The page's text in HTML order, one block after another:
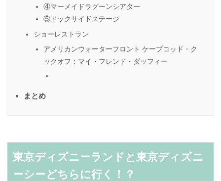
④マーメイドラグーンシアター
⑤ドックサイドステージ
ショーレストラン
アメリカンウォーターフロント ケープコッド・ク
ックオフ：マイ・フレンド・ダッフィー
まとめ
東京ディズニーランドと東京ディズニ
ーシーどちらに行く！？